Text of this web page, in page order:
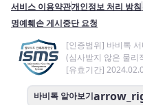
서비스 이용약관개인정보 처리 방침
명예훼손 게시중단 요청
[인증범위] 바비톡
(심사받지 않은 물리
[유효기간]
바비톡 알아보기